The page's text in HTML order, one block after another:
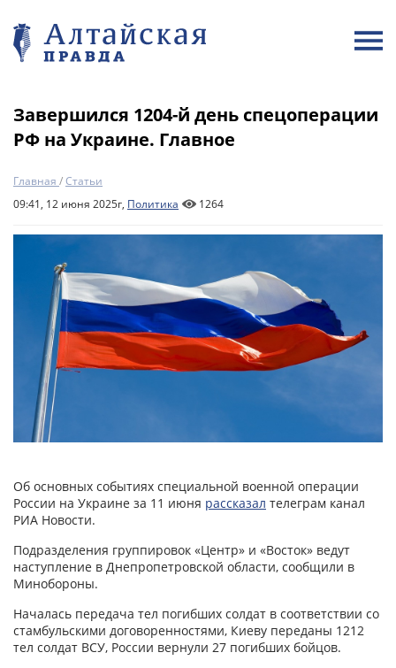
Завершился 1204-й день спецоперации
РФ на Украине. Главное
Главная /Статьи
09:41, 12 июня 2025г, Политика 1264
Об основных событиях специальной военной операции
России на Украине за 11 июня рассказал телеграм канал
РИА Новости.
Подразделения группировок «Центр» и «Восток» ведут
наступление в Днепропетровской области, сообщили в
Минобороны.
Началась передача тел погибших солдат в соответствии со
стамбульскими договоренностями, Киеву переданы 1212
тел солдат ВСУ, России вернули 27 погибших бойцов.